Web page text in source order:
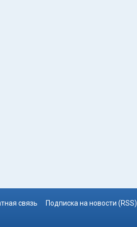
связь Подписка на новости (RSS)